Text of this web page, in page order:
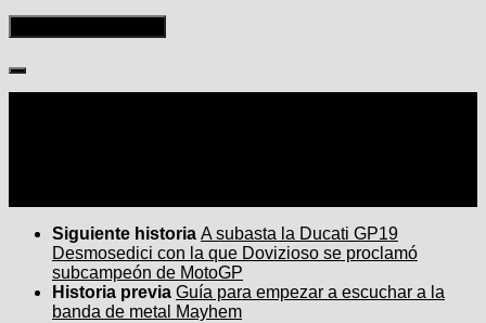
Siguiente historia A subasta la Ducati GP19
Desmosedici con la que Dovizioso se proclamó
subcampeón de MotoGP
Historia previa Guía para empezar a escuchar a la
banda de metal Mayhem